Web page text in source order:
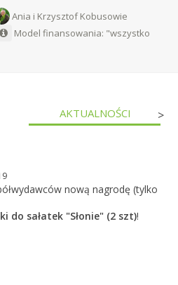
Ania i Krzysztof Kobusowie
Model finansowania: "wszystko
AKTUALNOŚCI >
nową nagrodę (tylko
do sałatek "Słonie" (2 szt)!